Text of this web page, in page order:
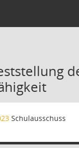
Schulausschuss